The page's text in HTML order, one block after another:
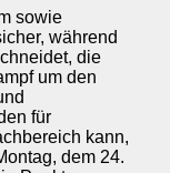
sowie
während
die
um den
für
kann,
dem 24.